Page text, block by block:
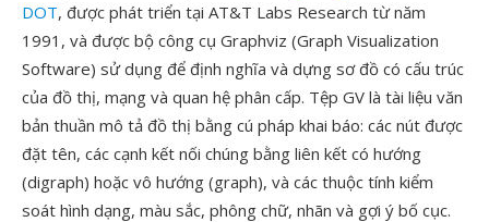
DOT, được phát triển tại AT&T Labs Research từ năm
1991, và được bộ công cụ Graphviz (Graph Visualization
Software) sử dụng để định nghĩa và dựng sơ đồ có cấu trúc
của đồ thị, mạng và quan hệ phân cấp. Tệp GV là tài liệu văn
bản thuần mô tả đồ thị bằng cú pháp khai báo: các nút được
đặt tên, các cạnh kết nối chúng bằng liên kết có hướng
(digraph) hoặc vô hướng (graph), và các thuộc tính kiểm
soát hình dạng, màu sắc, phông chữ, nhãn và gợi ý bố cục.